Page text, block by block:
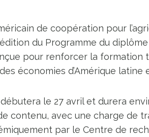
de coopération pour
du Programme du
pour renforcer la formation
économies d’Amérique latine
le 27 avril et durera
contenu, avec une charge de
par le Centre de